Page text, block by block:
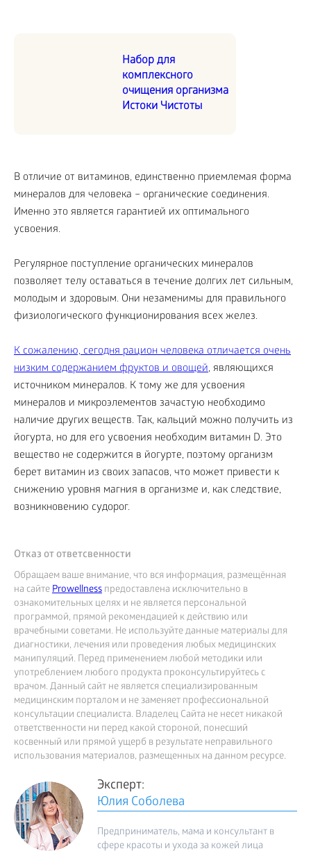
Набор для
комплексного
очищения организма
Истоки Чистоты
В отличие от витаминов, единственно приемлемая форма
минералов для человека – органические соединения.
Именно это является гарантией их оптимального
усвоения.
Регулярное поступление органических минералов
позволяет телу оставаться в течение долгих лет сильным,
молодым и здоровым. Они незаменимы для правильного
физиологического функционирования всех желез.
К сожалению, сегодня рацион человека отличается очень
низким содержанием фруктов и овощей, являющихся
источником минералов. К тому же для усвоения
минералов и микроэлементов зачастую необходимо
наличие других веществ. Так, кальций можно получить из
йогурта, но для его усвоения необходим витамин D. Это
вещество не содержится в йогурте, поэтому организм
берет витамин из своих запасов, что может привести к
снижению уровня магния в организме и, как следствие,
возникновению судорог.
Отказ от ответсвенности
Обращаем ваше внимание, что вся информация, размещённая
на сайтеProwellness предоставлена исключительно в
ознакомительных целях и не является персональной
программой, прямой рекомендацией к действию или
врачебными советами. Не используйте данные материалы для
диагностики, лечения или проведения любых медицинских
манипуляций. Перед применением любой методики или
употреблением любого продукта проконсультируйтесь с
врачом. Данный сайт не является специализированным
медицинским порталом и не заменяет профессиональной
консультации специалиста. Владелец Сайта не несет никакой
ответственности ни перед какой стороной, понесший
косвенный или прямой ущерб в результате неправильного
использования материалов, размещенных на данном ресурсе.
Эксперт:
Юлия Соболева
Предприниматель, мама и консультант в
сфере красоты и ухода за кожей лица